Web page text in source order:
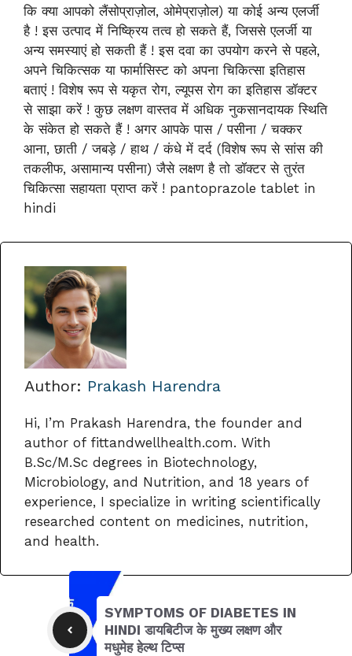
कि क्या आपको लैंसोप्राज़ोल, ओमेप्राज़ोल) या कोई अन्य एलर्जी
है ! इस उत्पाद में निष्क्रिय तत्व हो सकते हैं, जिससे एलर्जी या
अन्य समस्याएं हो सकती हैं ! इस दवा का उपयोग करने से पहले,
अपने चिकित्सक या फार्मासिस्ट को अपना चिकित्सा इतिहास
बताएं ! विशेष रूप से यकृत रोग, ल्यूपस रोग का इतिहास डॉक्टर
से साझा करें ! कुछ लक्षण वास्तव में अधिक नुकसानदायक स्थिति
के संकेत हो सकते हैं ! अगर आपके पास / पसीना / चक्कर
आना, छाती / जबड़े / हाथ / कंधे में दर्द (विशेष रूप से सांस की
तकलीफ, असामान्य पसीना) जैसे लक्षण है तो डॉक्टर से तुरंत
चिकित्सा सहायता प्राप्त करें ! pantoprazole tablet in
hindi
Author: Prakash Harendra
Hi, I’m Prakash Harendra, the founder and
author of fittandwellhealth.com. With
B.Sc/M.Sc degrees in Biotechnology,
Microbiology, and Nutrition, and 18 years of
experience, I specialize in writing scientifically
researched content on medicines, nutrition,
and health.
SYMPTOMS OF DIABETES IN
HINDI डायबिटीज के मुख्य लक्षण और
मधुमेह हेल्थ टिप्स